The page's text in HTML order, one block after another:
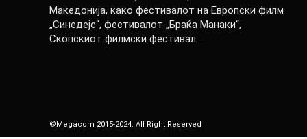
Македонија, како фестивалот на Европски филм
„Синедејс“, фестивалот „Браќа Манаки“,
Скопскиот филмски фестивал…
©Megacom 2015-2024. All Right Reserved